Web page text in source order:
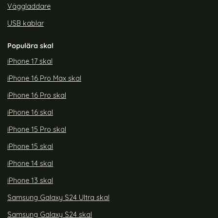
Väggladdare
USB kablar
Populära skal
iPhone 17 skal
iPhone 16 Pro Max skal
iPhone 16 Pro skal
iPhone 16 skal
iPhone 15 Pro skal
iPhone 15 skal
iPhone 14 skal
iPhone 13 skal
Samsung Galaxy S24 Ultra skal
Samsung Galaxy S24 skal